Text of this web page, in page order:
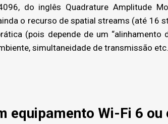
do inglês Quadrature Amplitude
o recurso de spatial streams (até 16
(pois depende de um “alinhamento
simultaneidade de transmissão
equipamento Wi-Fi 6 ou